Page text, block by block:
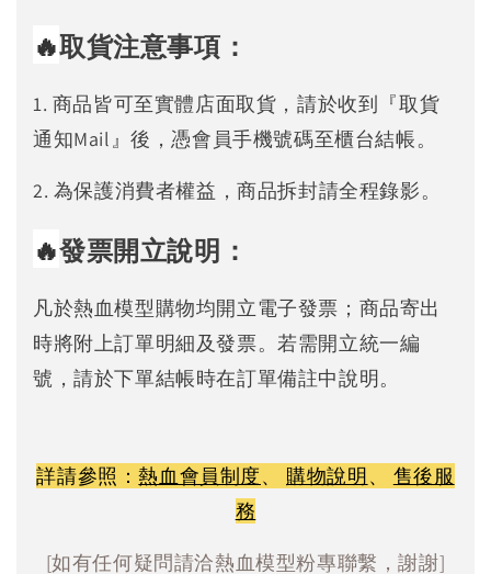
🔥取貨注意事項：
1. 商品皆可至實體店面取貨，請於收到『取貨
通知Mail』後，憑會員手機號碼至櫃台結帳。
2. 為保護消費者權益，商品拆封請全程錄影。
🔥發票開立說明：
凡於熱血模型購物均開立電子發票；商品寄出
時將附上訂單明細及發票。若需開立統一編
號，請於下單結帳時在訂單備註中說明。
詳請參照：熱血會員制度、 購物說明、 售後服
務
[如有任何疑問請洽熱血模型粉專聯繫，謝謝]